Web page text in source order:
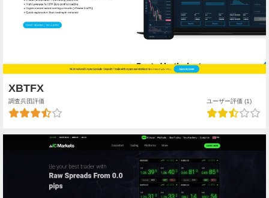
XBTFX
調査兵団評価 ユーザー評価 (1)